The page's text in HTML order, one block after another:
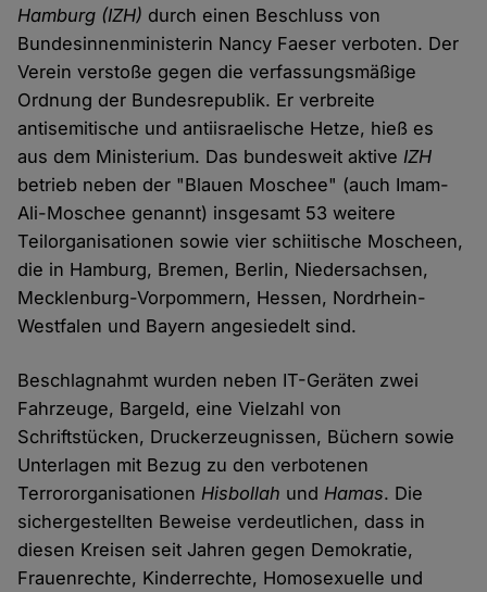
Hamburg (IZH) durch einen Beschluss von
Bundesinnenministerin Nancy Faeser verboten. Der
Verein verstoße gegen die verfassungsmäßige
Ordnung der Bundesrepublik. Er verbreite
antisemitische und antiisraelische Hetze, hieß es
aus dem Ministerium. Das bundesweit aktiveIZH
betrieb neben der "Blauen Moschee" (auch Imam-
Ali-Moschee genannt) insgesamt 53 weitere
Teilorganisationen sowie vier schiitische Moscheen,
die in Hamburg, Bremen, Berlin, Niedersachsen,
Mecklenburg-Vorpommern, Hessen, Nordrhein-
Westfalen und Bayern angesiedelt sind.
Beschlagnahmt wurden neben IT-Geräten zwei
Fahrzeuge, Bargeld, eine Vielzahl von
Schriftstücken, Druckerzeugnissen, Büchern sowie
Unterlagen mit Bezug zu den verbotenen
TerrororganisationenHisbollah undHamas. Die
sichergestellten Beweise verdeutlichen, dass in
diesen Kreisen seit Jahren gegen Demokratie,
Frauenrechte, Kinderrechte, Homosexuelle und